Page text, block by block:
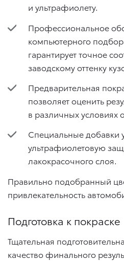
и ультрафиолету.
Профессиональное
компьютерного
гарантирует точное
заводскому оттенку
Предварительная
позволяет оценить
в различных условиях
Специальные добавки
ультрафиолетовую
лакокрасочного слоя.
Правильно подобранный
привлекательность
Подготовка к покраске
Тщательная
качество финального